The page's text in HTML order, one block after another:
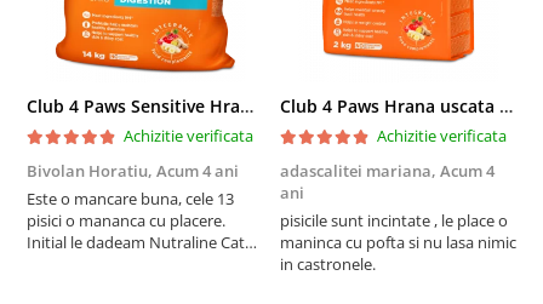
Club 4 Paws Sensitive Hrana uscata pisici adulte, 14kg
Achizitie verificata
Bivolan Horatiu, Acum 4 ani
Este o mancare buna, cele 13
pisici o mananca cu placere.
Initial le dadeam Nutraline Cat
Club 4 Paws Hrana uscata pisici sterilizate, 2kg
Achizitie verificata
adascalitei mariana, Acum 4
ani
pisicile sunt incintate , le place o
maninca cu pofta si nu lasa nimic
in castronele.